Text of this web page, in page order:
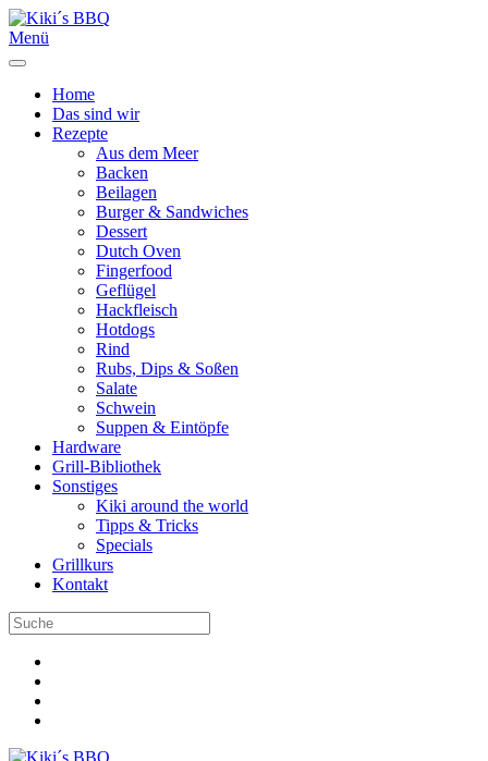
Menü
Home
Das sind wir
Rezepte
Aus dem Meer
Backen
Beilagen
Burger & Sandwiches
Dessert
Dutch Oven
Fingerfood
Geflügel
Hackfleisch
Hotdogs
Rind
Rubs, Dips & Soßen
Salate
Schwein
Suppen & Eintöpfe
Hardware
Grill-Bibliothek
Sonstiges
Kiki around the world
Tipps & Tricks
Specials
Grillkurs
Kontakt